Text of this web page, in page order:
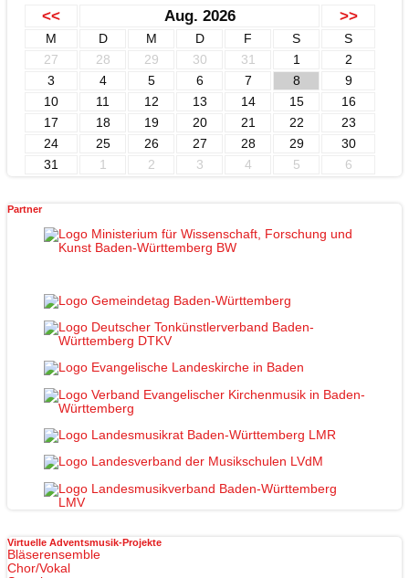
<< Aug. 2026 >>
M D M D F S
S
27
28 29 30 31 1
2
3
4 5 6 7 8
9
10
11 12 13 14 15
16
17
18 19 20 21 22
23
24
25 26 27 28 29
30
31
1 2 3 4 5 6
Partner
Virtuelle Adventsmusik-Projekte
Bläserensemble
Chor/Vokal